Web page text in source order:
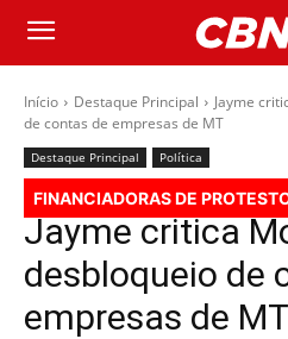
Início Destaque Principal
Jayme
de contas de empresas de MT
Destaque Principal Política
FINANCIADORAS DE
Jayme critica
desbloqueio de
empresas de MT